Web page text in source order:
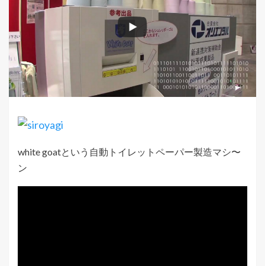
white goatという自動トイレットペーパー製造マシ〜
ン